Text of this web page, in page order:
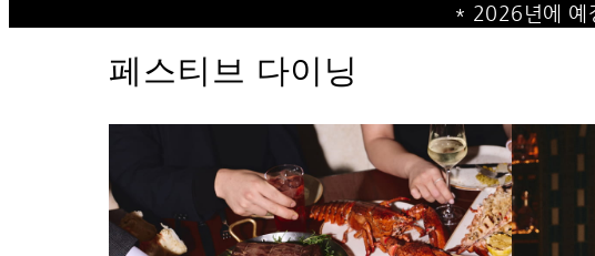
* 2026년에 예
페스티브 다이닝